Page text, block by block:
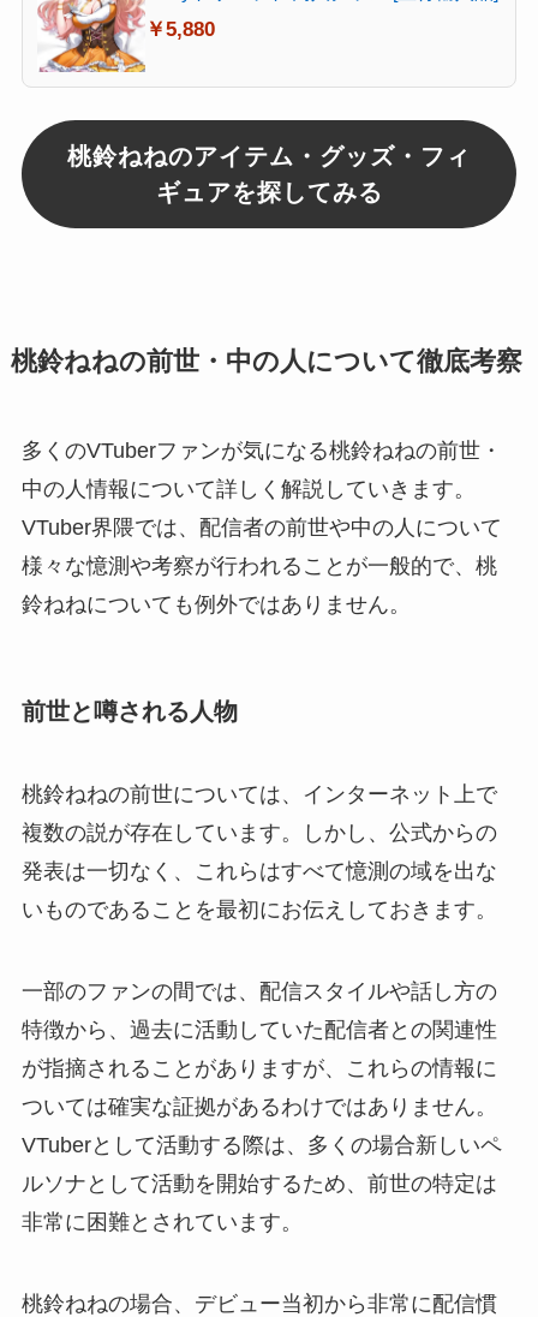
￥5,880
桃鈴ねねのアイテム・グッズ・フィ
ギュアを探してみる
桃鈴ねねの前世・中の人について徹底考察
多くのVTuberファンが気になる桃鈴ねねの前世・
中の人情報について詳しく解説していきます。
VTuber界隈では、配信者の前世や中の人について
様々な憶測や考察が行われることが一般的で、桃
鈴ねねについても例外ではありません。
前世と噂される人物
桃鈴ねねの前世については、インターネット上で
複数の説が存在しています。しかし、公式からの
発表は一切なく、これらはすべて憶測の域を出な
いものであることを最初にお伝えしておきます。
一部のファンの間では、配信スタイルや話し方の
特徴から、過去に活動していた配信者との関連性
が指摘されることがありますが、これらの情報に
ついては確実な証拠があるわけではありません。
VTuberとして活動する際は、多くの場合新しいペ
ルソナとして活動を開始するため、前世の特定は
非常に困難とされています。
桃鈴ねねの場合、デビュー当初から非常に配信慣